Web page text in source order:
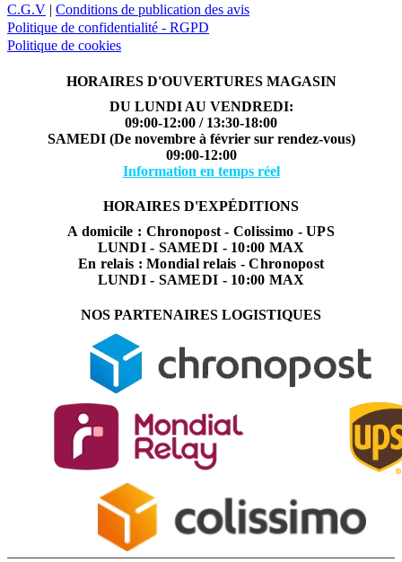
C.G.V | Conditions de publication des avis
Politique de confidentialité - RGPD
Politique de cookies
HORAIRES D'OUVERTURES MAGASIN
DU LUNDI AU VENDREDI:
09:00-12:00 / 13:30-18:00
SAMEDI (De novembre à février sur rendez-vous)
09:00-12:00
Information en temps réel
HORAIRES D'EXPÉDITIONS
A domicile : Chronopost - Colissimo - UPS
LUNDI - SAMEDI - 10:00 MAX
En relais : Mondial relais - Chronopost
LUNDI - SAMEDI - 10:00 MAX
NOS PARTENAIRES LOGISTIQUES